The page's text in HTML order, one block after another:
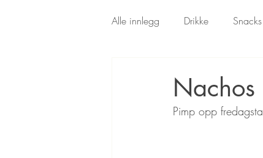
Alle innlegg Drikke Snacks
Nachos
Pimp opp